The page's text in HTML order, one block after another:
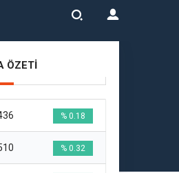
ÖZETİ
% 0.18
% 0.32